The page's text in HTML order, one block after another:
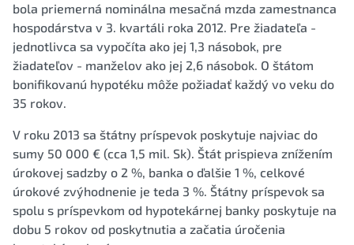
bola priemerná nominálna mesačná mzda zamestnanca
hospodárstva v 3. kvartáli roka 2012. Pre žiadateľa -
jednotlivca sa vypočíta ako jej 1,3 násobok, pre
žiadateľov - manželov ako jej 2,6 násobok. O štátom
bonifikovanú hypotéku môže požiadať každý vo veku do
35 rokov.
V roku 2013 sa štátny príspevok poskytuje najviac do
sumy 50 000 € (cca 1,5 mil. Sk). Štát prispieva znížením
úrokovej sadzby o 2 %, banka o ďalšie 1 %, celkové
úrokové zvýhodnenie je teda 3 %. Štátny príspevok sa
spolu s príspevkom od hypotekárnej banky poskytuje na
dobu 5 rokov od poskytnutia a začatia úročenia